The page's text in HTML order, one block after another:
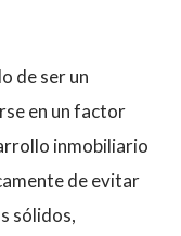
de ser un
en un factor
inmobiliario
de evitar
sólidos,